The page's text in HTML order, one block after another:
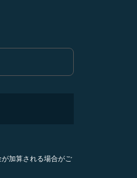
クラス Selected
加算される場合がご